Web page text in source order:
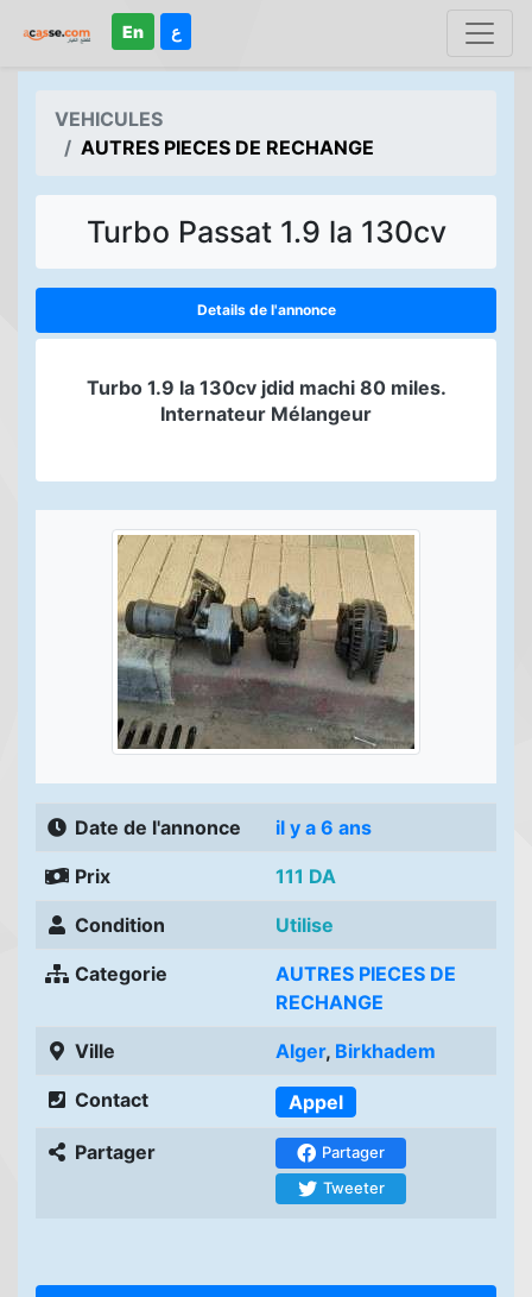
En ع
VEHICULES
AUTRES PIECES DE RECHANGE
Turbo Passat 1.9 la 130cv
Details de l'annonce
Turbo 1.9 la 130cv jdid machi 80 miles.
Internateur Mélangeur
Date de l'annonce il y a 6 ans
Prix 111 DA
Condition Utilise
Categorie
AUTRES PIECES DE
RECHANGE
Ville Alger, Birkhadem
Contact Appel
Partager
Partager
Tweeter